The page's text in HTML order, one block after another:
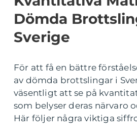
Dömda
Sverige
För att få en bättre
av dömda brottslingar i
väsentligt att se på
som belyser deras närvaro
Här följer några viktiga